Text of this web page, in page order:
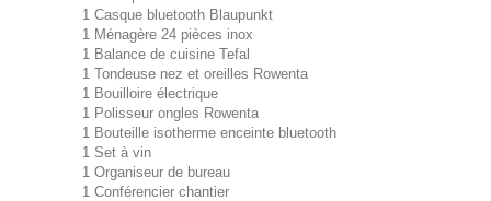
1 Casque bluetooth Blaupunkt
1 Ménagère 24 pièces inox
1 Balance de cuisine Tefal
1 Tondeuse nez et oreilles Rowenta
1 Bouilloire électrique
1 Polisseur ongles Rowenta
1 Bouteille isotherme enceinte bluetooth
1 Set à vin
1 Organiseur de bureau
1 Conférencier chantier